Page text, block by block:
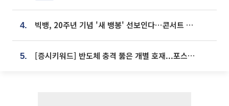
4. 빅뱅, 20주년 기념 '새 뱅봉' 선보인다⋯콘서트 앞두고 팝업 개최
5. [증시키워드] 반도체 충격 뚫은 개별 호재...포스코퓨처엠·에코프로·한화솔루션 '눈길'